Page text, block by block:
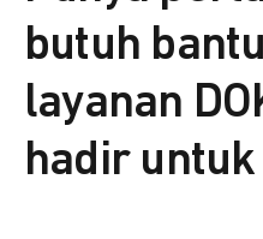
butuh
layanan
hadir untuk